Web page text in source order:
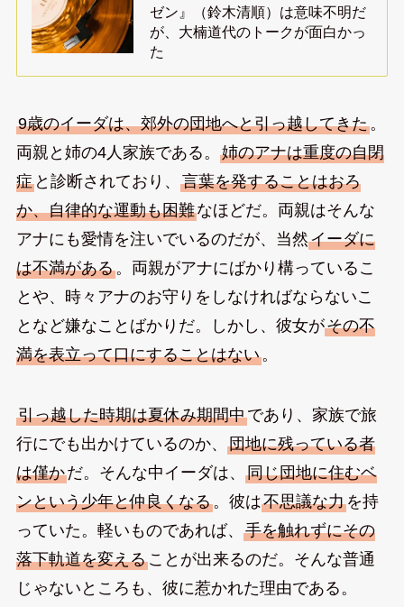
ゼン』（鈴木清順）は意味不明だ
が、大楠道代のトークが面白かっ
た
9歳のイーダは、郊外の団地へと引っ越してきた。
両親と姉の4人家族である。 姉のアナは重度の自閉
症と診断されており、 言葉を発することはおろ
か、自律的な運動も困難なほどだ。両親はそんな
アナにも愛情を注いでいるのだが、当然イーダに
は不満がある。両親がアナにばかり構っているこ
とや、時々アナのお守りをしなければならないこ
となど嫌なことばかりだ。しかし、彼女がその不
満を表立って口にすることはない。
引っ越した時期は夏休み期間中であり、家族で旅
行にでも出かけているのか、 団地に残っている者
は僅かだ。そんな中イーダは、 同じ団地に住むベ
ンという少年と仲良くなる。彼は不思議な力を持
っていた。軽いものであれば、 手を触れずにその
落下軌道を変えることが出来るのだ。そんな普通
じゃないところも、彼に惹かれた理由である。